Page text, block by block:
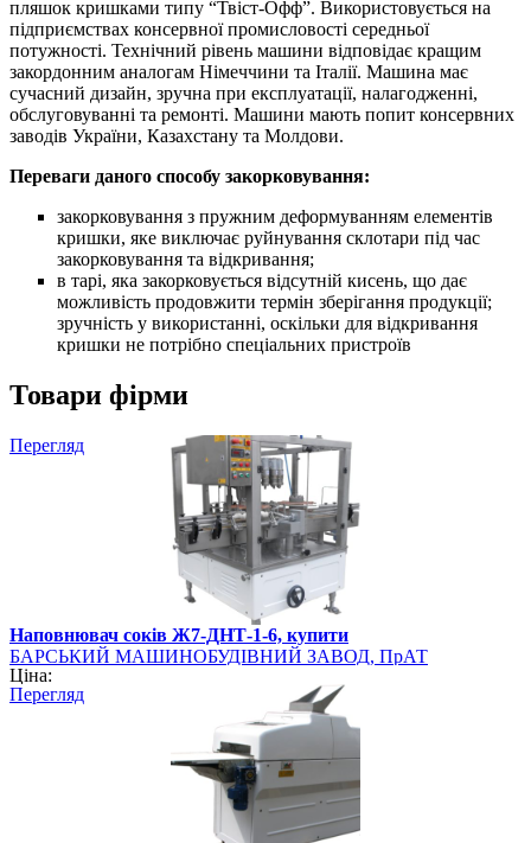
пляшок кришками типу “Твіст-Офф”. Використовується на
підприємствах консервної промисловості середньої
потужності. Технічний рівень машини відповідає кращим
закордонним аналогам Німеччини та Італії. Машина має
сучасний дизайн, зручна при експлуатації, налагодженні,
обслуговуванні та ремонті. Машини мають попит консервних
заводів України, Казахстану та Молдови.
Переваги даного способу закорковування:
закорковування з пружним деформуванням елементів
кришки, яке виключає руйнування склотари під час
закорковування та відкривання;
в тарі, яка закорковується відсутній кисень, що дає
можливість продовжити термін зберігання продукції;
зручність у використанні, оскільки для відкривання
кришки не потрібно спеціальних пристроїв
Товари фірми
Перегляд
Наповнювач соків Ж7-ДНТ-1-6, купити
БАРСЬКИЙ МАШИНОБУДІВНИЙ ЗАВОД, ПрАТ
Ціна:
Перегляд